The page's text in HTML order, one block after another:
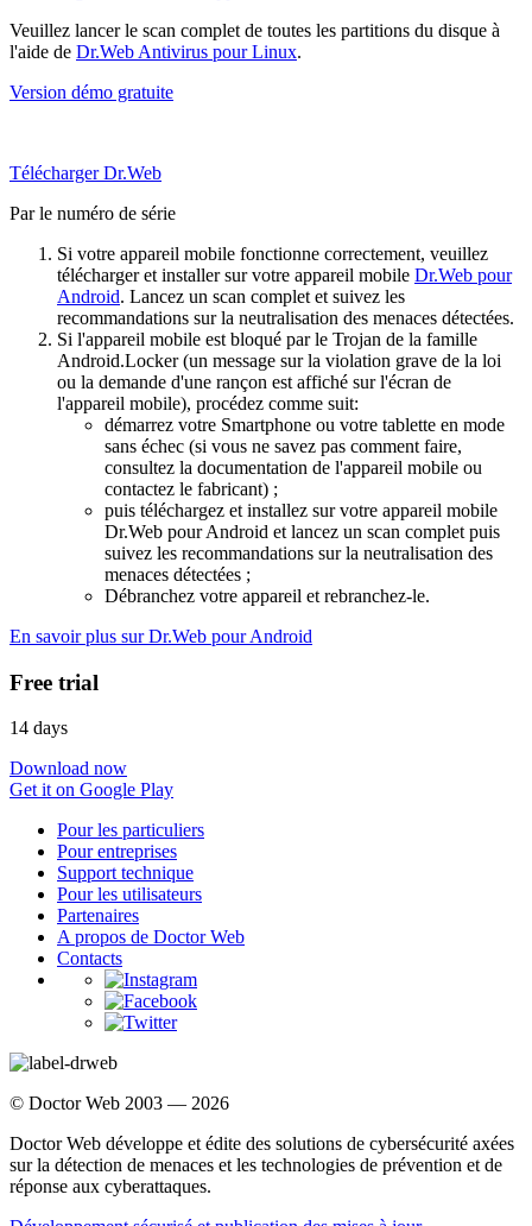
Veuillez lancer le scan complet de toutes les partitions du disque à
l'aide de Dr.Web Antivirus pour Linux.
Version démo gratuite
Télécharger Dr.Web
Par le numéro de série
Si votre appareil mobile fonctionne correctement, veuillez
télécharger et installer sur votre appareil mobile Dr.Web pour
Android. Lancez un scan complet et suivez les
recommandations sur la neutralisation des menaces détectées.
Si l'appareil mobile est bloqué par le Trojan de la famille
Android.Locker (un message sur la violation grave de la loi
ou la demande d'une rançon est affiché sur l'écran de
l'appareil mobile), procédez comme suit:
démarrez votre Smartphone ou votre tablette en mode
sans échec (si vous ne savez pas comment faire,
consultez la documentation de l'appareil mobile ou
contactez le fabricant) ;
puis téléchargez et installez sur votre appareil mobile
Dr.Web pour Android et lancez un scan complet puis
suivez les recommandations sur la neutralisation des
menaces détectées ;
Débranchez votre appareil et rebranchez-le.
En savoir plus sur Dr.Web pour Android
Free trial
14 days
Download now
Get it on Google Play
Pour les particuliers
Pour entreprises
Support technique
Pour les utilisateurs
Partenaires
A propos de Doctor Web
Contacts
© Doctor Web 2003 — 2026
Doctor Web développe et édite des solutions de cybersécurité axées
sur la détection de menaces et les technologies de prévention et de
réponse aux cyberattaques.